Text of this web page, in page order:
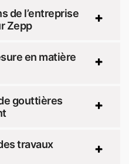
de l’entreprise
Zepp
en matière
gouttières
travaux